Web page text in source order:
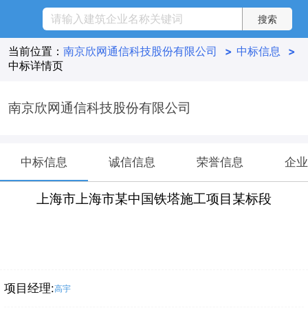
当前位置： 南京欣网通信科技股份有限公司 > 中标信息
>
中标详情页
南京欣网通信科技股份有限公司
中标信息 诚信信息 荣誉信息 企
上海市上海市某中国铁塔施工项目某标段
项目经理:高宇